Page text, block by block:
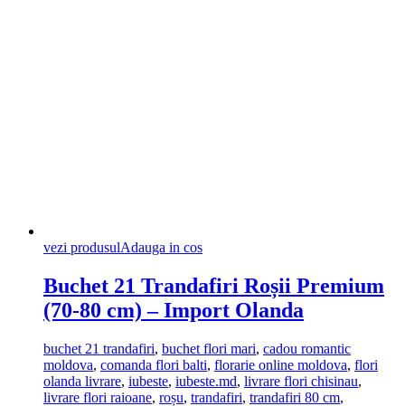
vezi produsulAdauga in cos
Buchet 21 Trandafiri Roșii Premium
(70-80 cm) – Import Olanda
buchet 21 trandafiri, buchet flori mari, cadou romantic
moldova, comanda flori balti, florarie online moldova, flori
olanda livrare, iubeste, iubeste.md, livrare flori chisinau,
livrare flori raioane, roșu, trandafiri, trandafiri 80 cm,